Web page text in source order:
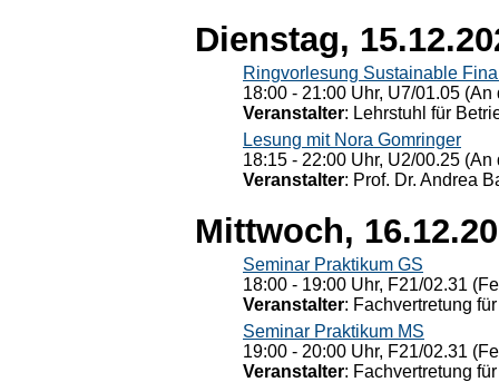
Dienstag,
Ringvorlesung Sustainable
18:00 - 21:00 Uhr, U7/01.05
Veranstalter: Lehrstuhl für
Lesung mit Nora Gomringer
18:15 - 22:00 Uhr, U2/00.25
Veranstalter: Prof. Dr. Andrea
Mittwoch,
Seminar Praktikum GS
18:00 - 19:00 Uhr, F21/02.31
Veranstalter: Fachvertretung
Seminar Praktikum MS
19:00 - 20:00 Uhr, F21/02.31
Veranstalter: Fachvertretung